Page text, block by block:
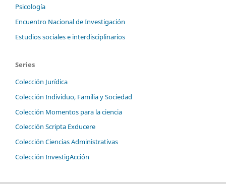
Psicología
Encuentro Nacional de Investigación
Estudios sociales e interdisciplinarios
Series
Colección Jurídica
Colección Individuo, Familia y Sociedad
Colección Momentos para la ciencia
Colección Scripta Exducere
Colección Ciencias Administrativas
Colección InvestigAcción